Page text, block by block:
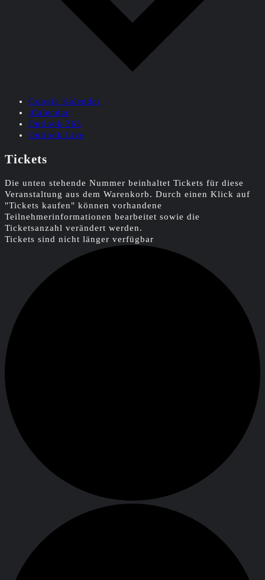
Google Kalender
iCalendar
Outlook 365
Outlook Live
Tickets
Die unten stehende Nummer beinhaltet Tickets für diese
Veranstaltung aus dem Warenkorb. Durch einen Klick auf
"Tickets kaufen" können vorhandene
Teilnehmerinformationen bearbeitet sowie die
Ticketsanzahl verändert werden.
Tickets sind nicht länger verfügbar